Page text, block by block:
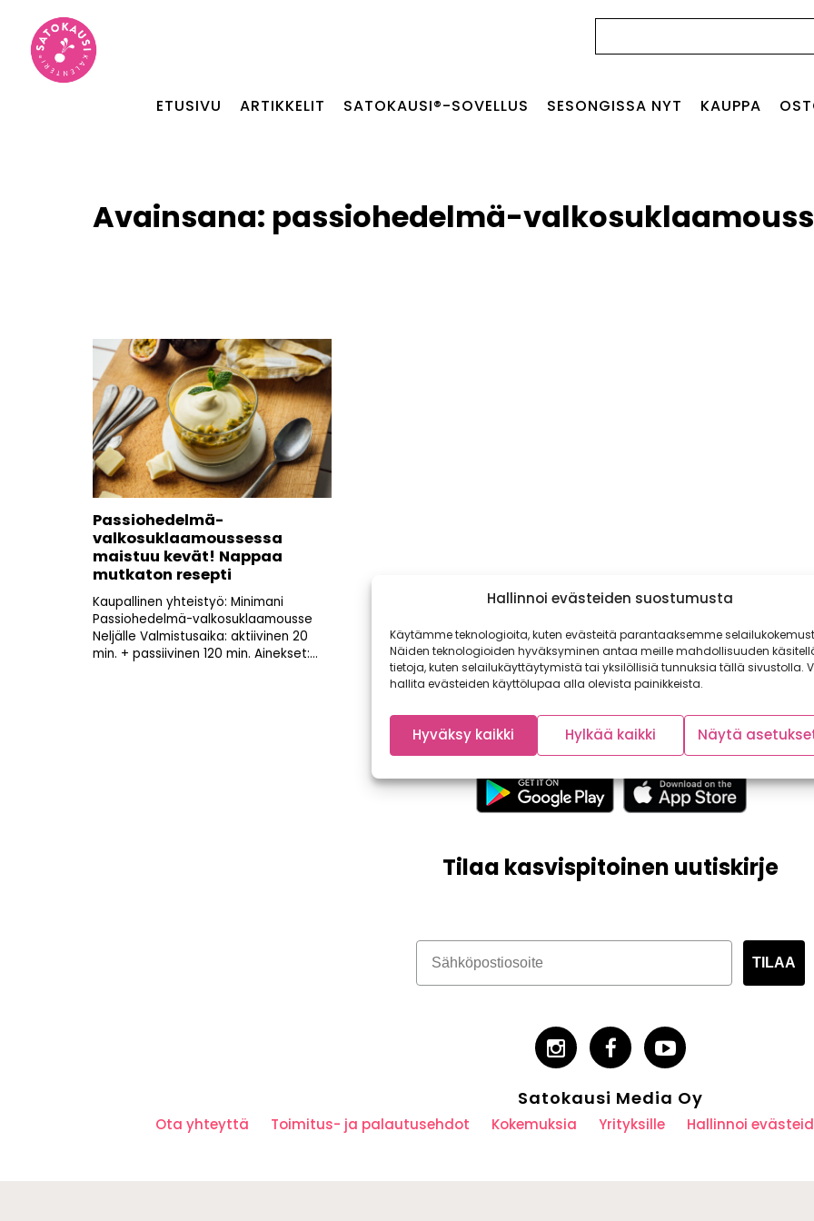
Hallinnoi evästeiden suostumusta
Käytämme teknologioita, kuten evästeitä parantaaksemme
Näiden teknologioiden hyväksyminen antaa meille mahdollisuuden
tietoja, kuten selailukäyttäytymistä tai yksilöllisiä tunnuksia tällä sivustolla.
hallita evästeiden käyttölupaa alla olevista painikkeista.
Hyväksy kaikki Hylkää kaikki Näytä
ETUSIVU ARTIKKELIT SATOKAUSI®-SOVELLUS SESONGISSA NYT KAUPPA
Avainsana: passiohedelmä-
Passiohedelmä-
valkosuklaamoussessa
maistuu kevät! Nappaa
mutkaton resepti
Kaupallinen yhteistyö: Minimani
Passiohedelmä-valkosuklaamousse
Neljälle Valmistusaika: aktiivinen 20
min. + passiivinen 120 min. Ainekset:...
Tilaa kasvispitoinen uutiskirje
TILAA
Satokausi Media Oy
Ota yhteyttä Toimitus- ja palautusehdot Kokemuksia Yrityksille Hallinnoi